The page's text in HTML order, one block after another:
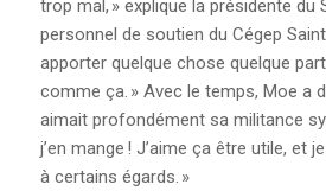
trop mal, » explique la présidente du
personnel de soutien du Cégep
apporter quelque chose quelque
comme ça. » Avec le temps, Moe a
aimait profondément sa militance
j’en mange ! J’aime ça être utile, et
à certains égards. »